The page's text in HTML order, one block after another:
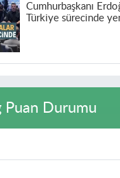
Cumhurbaşkanı
Türkiye sürecinde
Puan Durumu